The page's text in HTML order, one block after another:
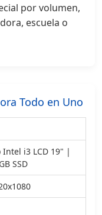
por volumen,
escuela o
Todo en Uno
Intel i3 LCD 19" |
SSD